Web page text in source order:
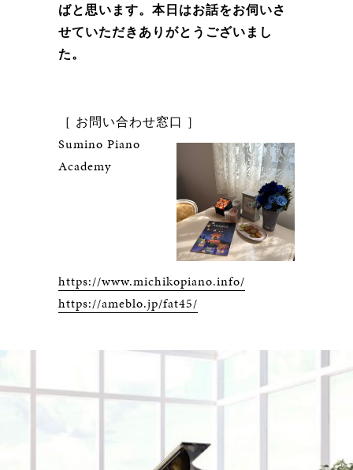
ばと思います。本日はお話をお伺いさ
せていただきありがとうございまし
た。
［ お問い合わせ窓口 ］
Sumino Piano
Academy
https://www.michikopiano.info/
https://ameblo.jp/fat45/